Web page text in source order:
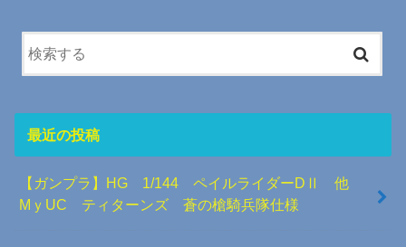
最近の投稿
【ガンプラ】HG 1/144 ペイルライダーDⅡ 他
MｙUC ティターンズ 蒼の槍騎兵隊仕様